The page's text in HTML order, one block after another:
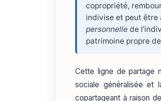
copropriété,
indivise et peut être
personnelle de
patrimoine propre
Cette ligne de partage
sociale généralisée et
copartageant à raison